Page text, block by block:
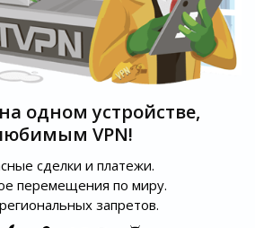
одном устройстве,
VPN!
сделки и платежи.
перемещения по миру.
запретов.